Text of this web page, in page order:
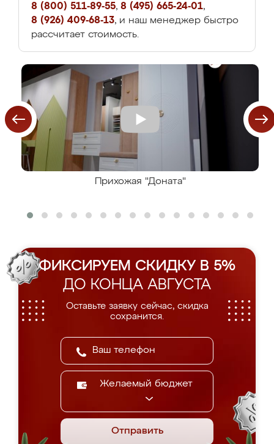
8 (800) 511-89-55, 8 (495) 665-24-01,
8 (926) 409-68-13, и наш менеджер быстро
рассчитает стоимость.
Прихожая "Доната"
ФИКСИРУЕМ СКИДКУ В 5%
ДО КОНЦА АВГУСТА
Оставьте заявку сейчас, скидка
сохранится.
Желаемый бюджет
Отправить